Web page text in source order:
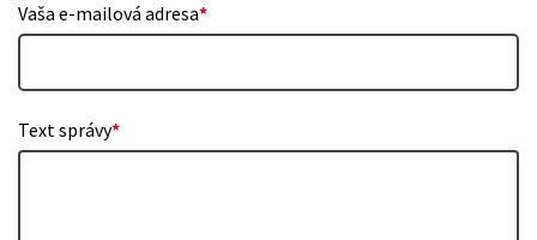
Vaša e-mailová adresa*
Text správy*